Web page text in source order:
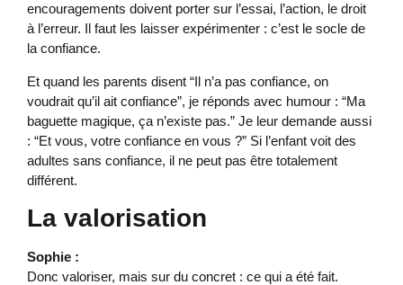
encouragements doivent porter sur l’essai, l’action, le droit
à l’erreur. Il faut les laisser expérimenter : c’est le socle de
la confiance.
Et quand les parents disent “Il n’a pas confiance, on
voudrait qu’il ait confiance”, je réponds avec humour : “Ma
baguette magique, ça n’existe pas.” Je leur demande aussi
: “Et vous, votre confiance en vous ?” Si l’enfant voit des
adultes sans confiance, il ne peut pas être totalement
différent.
La valorisation
Sophie :
Donc valoriser, mais sur du concret : ce qui a été fait.